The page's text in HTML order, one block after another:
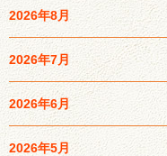
2026年8月
2026年7月
2026年6月
2026年5月